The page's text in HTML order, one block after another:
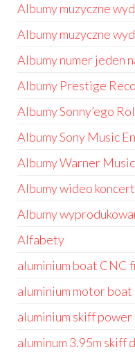
Albumy muzyczne
Albumy muzyczne
Albumy numer jeden
Albumy Prestige
Albumy Sonny’ego
Albumy Sony Music
Albumy Warner
Albumy wideo
Albumy
Alfabety
aluminium boat CNC
aluminium motor boat
aluminium skiff
aluminum 3.95m skiff